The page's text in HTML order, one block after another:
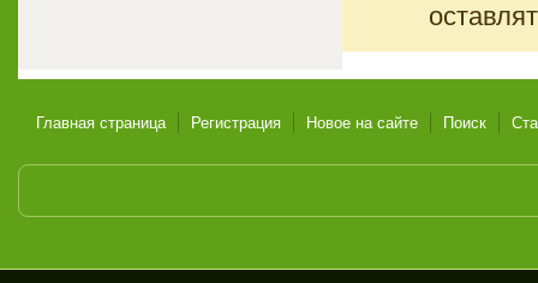
Главная страница Регистрация Новое на сайте Поиск